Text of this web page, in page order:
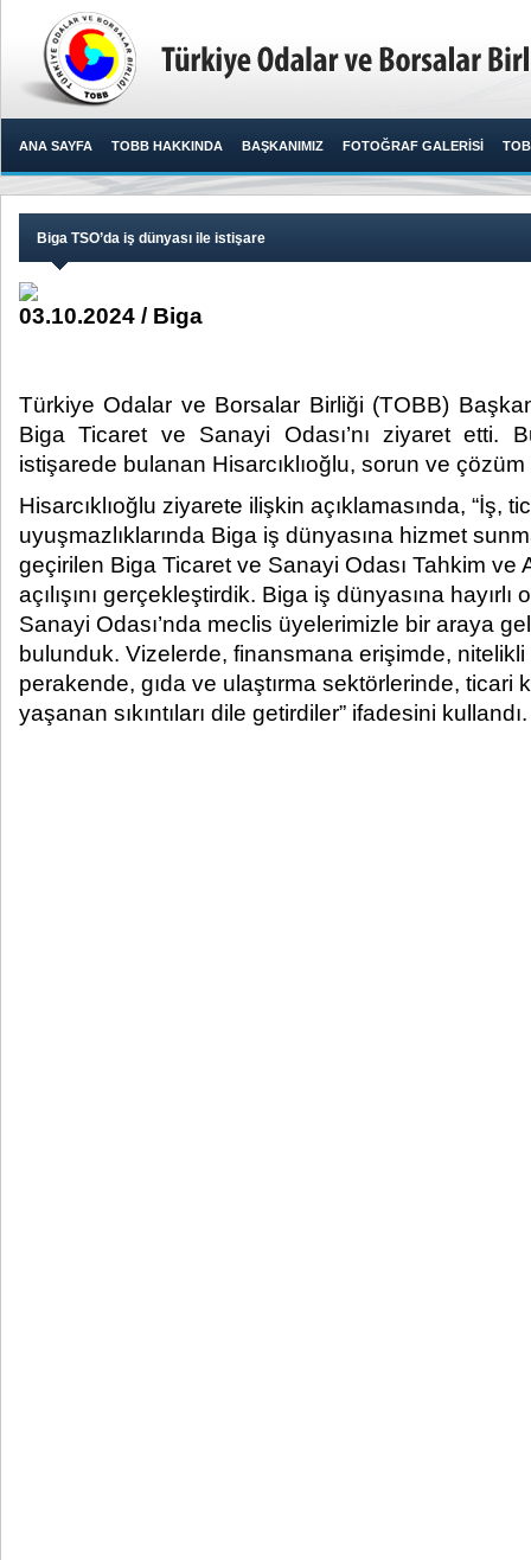
ANA SAYFA TOBB HAKKINDA BAŞKANIMIZ FOTOĞRAF GALERİSİ
Biga TSO’da iş dünyası ile istişare
03.10.2024 / Biga
Türkiye Odalar ve Borsalar Birliği (TOBB)
Biga Ticaret ve Sanayi Odası’nı ziyaret etti.
istişarede bulanan Hisarcıklıoğlu, sorun ve
Hisarcıklıoğlu ziyarete ilişkin açıklamasında, “İş,
uyuşmazlıklarında Biga iş dünyasına hizmet
geçirilen Biga Ticaret ve Sanayi Odası Tahkim ve
açılışını gerçekleştirdik. Biga iş dünyasına
Sanayi Odası’nda meclis üyelerimizle bir araya
bulunduk. Vizelerde, finansmana erişimde, nitelikli
perakende, gıda ve ulaştırma sektörlerinde, ticari
yaşanan sıkıntıları dile getirdiler” ifadesini kullandı.